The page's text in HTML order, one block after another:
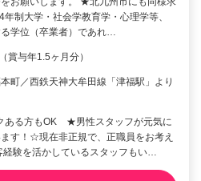
年制大学・社会学教育学・心理学等、
学位（卒業者）であれ…
賞与年1.5ヶ月分）
町／西鉄天神大牟田線「津福駅」より
ある方もOK ★男性スタッフが元気に
す！☆現在非正規で、正職員をお考え
験を活かしているスタッフもい…